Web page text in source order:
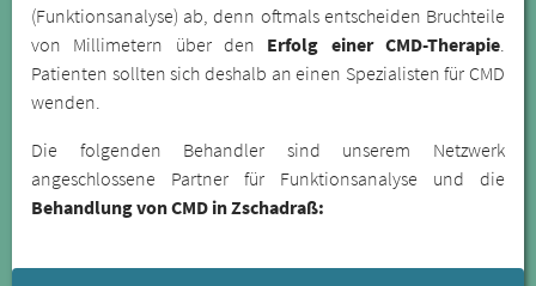
(Funktionsanalyse) ab, denn oftmals entscheiden Bruchteile
von Millimetern über den Erfolg einer CMD-Therapie.
Patienten sollten sich deshalb an einen Spezialisten für CMD
wenden.
Die folgenden Behandler sind unserem Netzwerk
angeschlossene Partner für Funktionsanalyse und die
Behandlung von CMD in Zschadraß: